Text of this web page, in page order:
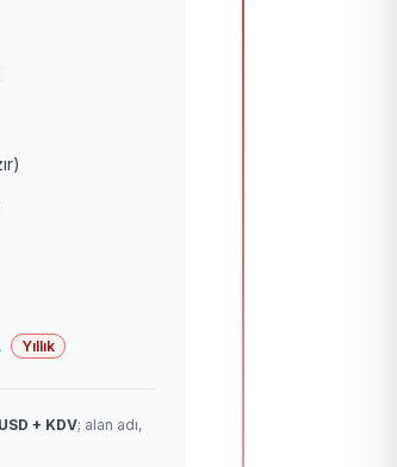
Yıllık
+ KDV; alan adı,